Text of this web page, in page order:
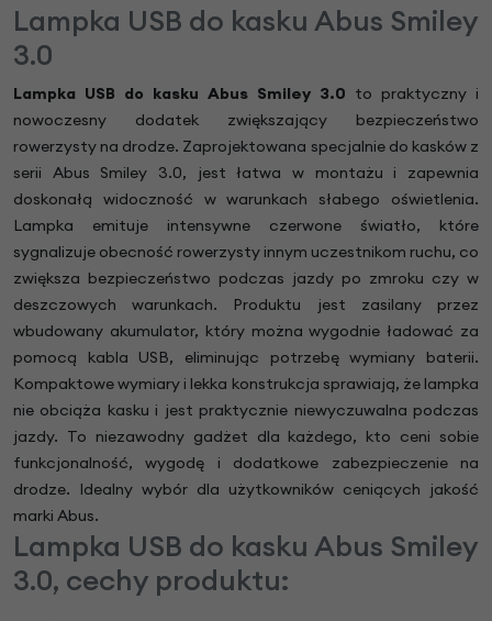
Lampka USB do kasku Abus Smiley
3.0
Lampka USB do kasku Abus Smiley 3.0 to praktyczny i
nowoczesny dodatek zwiększający bezpieczeństwo
rowerzysty na drodze. Zaprojektowana specjalnie do kasków z
serii Abus Smiley 3.0, jest łatwa w montażu i zapewnia
doskonałą widoczność w warunkach słabego oświetlenia.
Lampka emituje intensywne czerwone światło, które
sygnalizuje obecność rowerzysty innym uczestnikom ruchu, co
zwiększa bezpieczeństwo podczas jazdy po zmroku czy w
deszczowych warunkach. Produktu jest zasilany przez
wbudowany akumulator, który można wygodnie ładować za
pomocą kabla USB, eliminując potrzebę wymiany baterii.
Kompaktowe wymiary i lekka konstrukcja sprawiają, że lampka
nie obciąża kasku i jest praktycznie niewyczuwalna podczas
jazdy. To niezawodny gadżet dla każdego, kto ceni sobie
funkcjonalność, wygodę i dodatkowe zabezpieczenie na
drodze. Idealny wybór dla użytkowników ceniących jakość
marki Abus.
Lampka USB do kasku Abus Smiley
3.0, cechy produktu: